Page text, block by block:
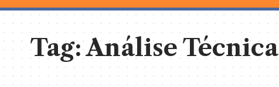
Tag:Análise Técnica